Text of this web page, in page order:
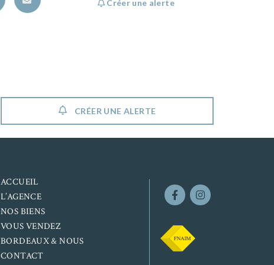
Créer une alerte
CRÉER UNE ALERTE
ACCUEIL
L’AGENCE
NOS BIENS
VOUS VENDEZ
BORDEAUX & NOUS
CONTACT